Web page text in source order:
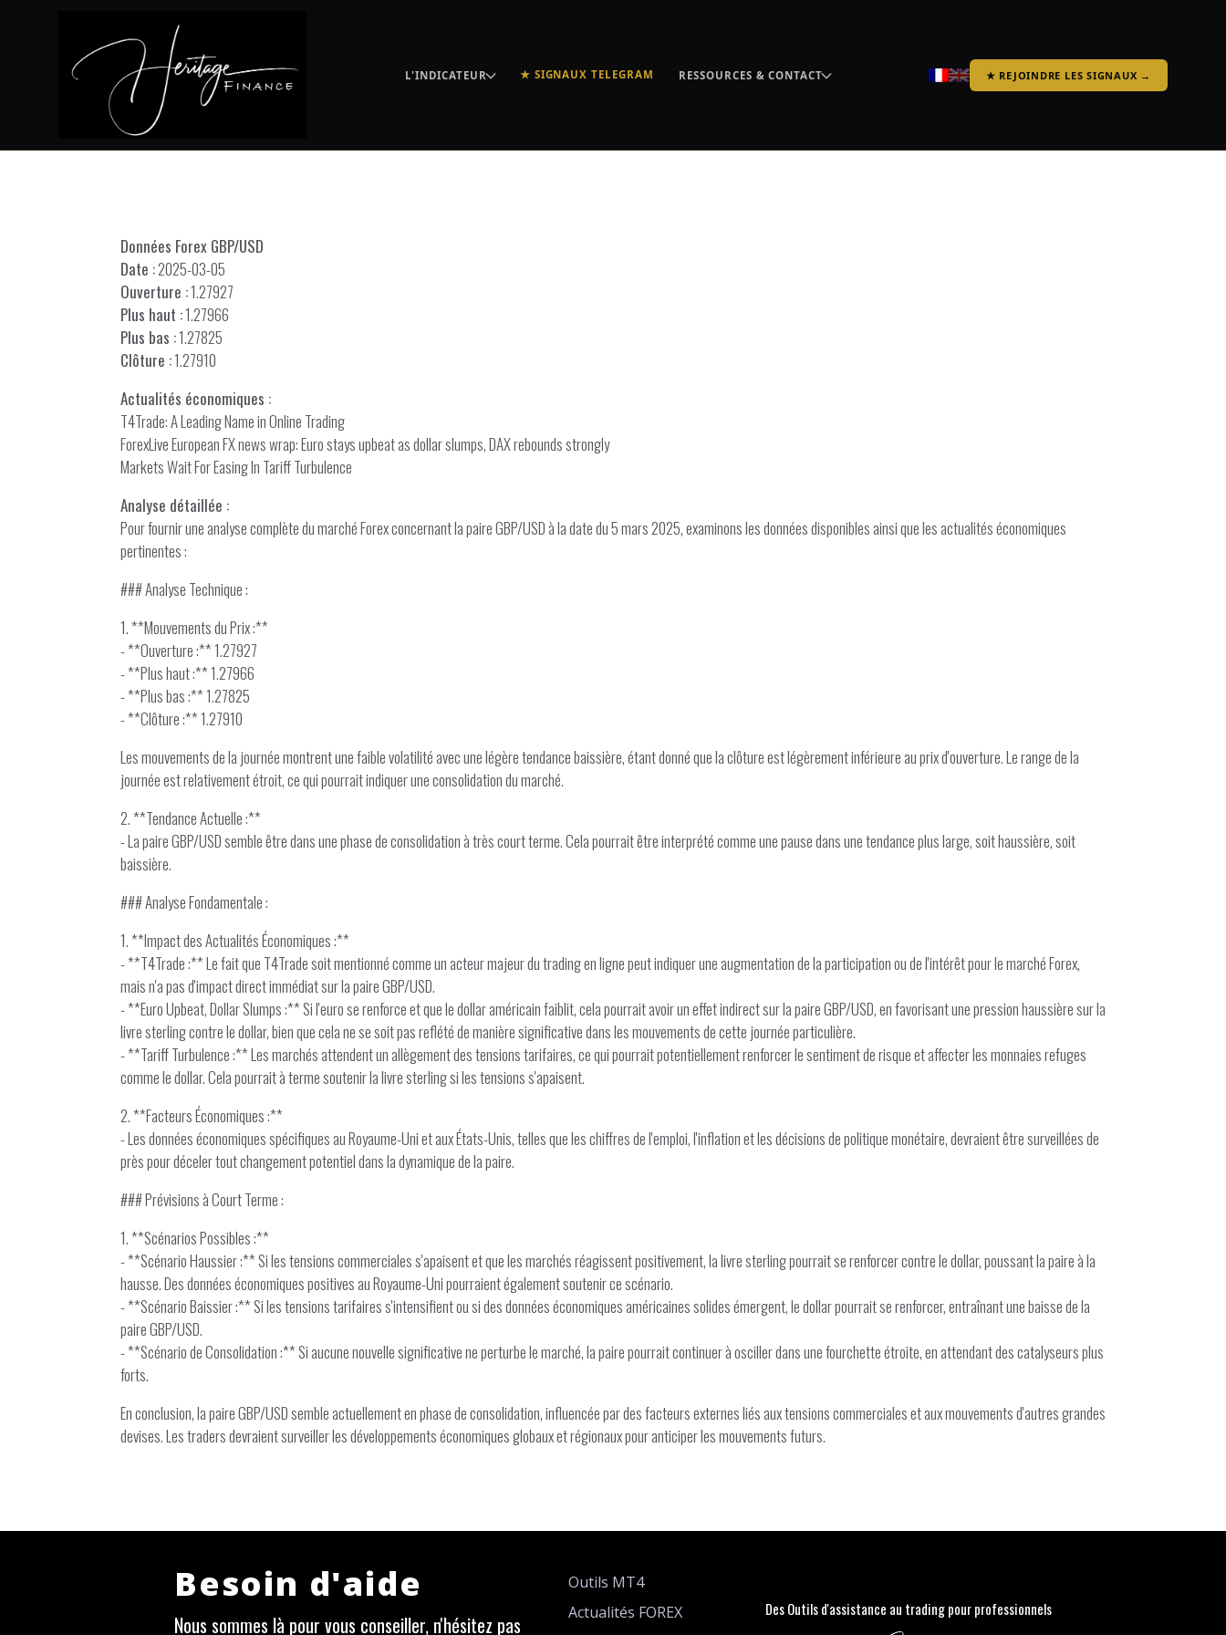
L'INDICATEUR ★ SIGNAUX TELEGRAM RESSOURCES & CONTACT ★ REJOINDRE LES SIGNAUX →
Données Forex GBP/USD
Date :2025-03-05
Ouverture :1.27927
Plus haut :1.27966
Plus bas :1.27825
Clôture :1.27910
Actualités économiques :
T4Trade: A Leading Name in Online Trading
ForexLive European FX news wrap: Euro stays upbeat as dollar slumps, DAX rebounds strongly
Markets Wait For Easing In Tariff Turbulence
Analyse détaillée :
Pour fournir une analyse complète du marché Forex concernant la paire GBP/USD à la date du 5 mars 2025, examinons les données disponibles ainsi que les actualités économiques
pertinentes :
### Analyse Technique :
1. **Mouvements du Prix :**
- **Ouverture :** 1.27927
- **Plus haut :** 1.27966
- **Plus bas :** 1.27825
- **Clôture :** 1.27910
Les mouvements de la journée montrent une faible volatilité avec une légère tendance baissière, étant donné que la clôture est légèrement inférieure au prix d'ouverture. Le range de la
journée est relativement étroit, ce qui pourrait indiquer une consolidation du marché.
2. **Tendance Actuelle :**
- La paire GBP/USD semble être dans une phase de consolidation à très court terme. Cela pourrait être interprété comme une pause dans une tendance plus large, soit haussière, soit
baissière.
### Analyse Fondamentale :
1. **Impact des Actualités Économiques :**
- **T4Trade :** Le fait que T4Trade soit mentionné comme un acteur majeur du trading en ligne peut indiquer une augmentation de la participation ou de l'intérêt pour le marché Forex,
mais n'a pas d'impact direct immédiat sur la paire GBP/USD.
- **Euro Upbeat, Dollar Slumps :** Si l'euro se renforce et que le dollar américain faiblit, cela pourrait avoir un effet indirect sur la paire GBP/USD, en favorisant une pression haussière sur la
livre sterling contre le dollar, bien que cela ne se soit pas reflété de manière significative dans les mouvements de cette journée particulière.
- **Tariff Turbulence :** Les marchés attendent un allègement des tensions tarifaires, ce qui pourrait potentiellement renforcer le sentiment de risque et affecter les monnaies refuges
comme le dollar. Cela pourrait à terme soutenir la livre sterling si les tensions s'apaisent.
2. **Facteurs Économiques :**
- Les données économiques spécifiques au Royaume-Uni et aux États-Unis, telles que les chiffres de l'emploi, l'inflation et les décisions de politique monétaire, devraient être surveillées de
près pour déceler tout changement potentiel dans la dynamique de la paire.
### Prévisions à Court Terme :
1. **Scénarios Possibles :**
- **Scénario Haussier :** Si les tensions commerciales s'apaisent et que les marchés réagissent positivement, la livre sterling pourrait se renforcer contre le dollar, poussant la paire à la
hausse. Des données économiques positives au Royaume-Uni pourraient également soutenir ce scénario.
- **Scénario Baissier :** Si les tensions tarifaires s'intensifient ou si des données économiques américaines solides émergent, le dollar pourrait se renforcer, entraînant une baisse de la
paire GBP/USD.
- **Scénario de Consolidation :** Si aucune nouvelle significative ne perturbe le marché, la paire pourrait continuer à osciller dans une fourchette étroite, en attendant des catalyseurs plus
forts.
En conclusion, la paire GBP/USD semble actuellement en phase de consolidation, influencée par des facteurs externes liés aux tensions commerciales et aux mouvements d'autres grandes
devises. Les traders devraient surveiller les développements économiques globaux et régionaux pour anticiper les mouvements futurs.
Besoin d'aide
Nous sommes là pour vous conseiller, n'hésitez pas
Outils MT4
Actualités FOREX
Des Outils d'assistance au trading pour professionnels